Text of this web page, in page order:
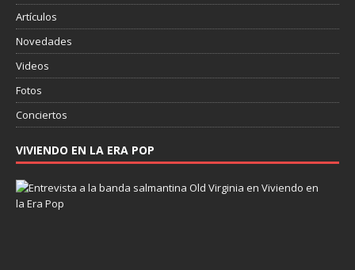
Artículos
Novedades
Videos
Fotos
Conciertos
VIVIENDO EN LA ERA POP